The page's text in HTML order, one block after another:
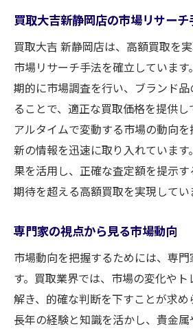
買取大吉新静岡店の市場リサーチ
買取大吉 新静岡店は、高額買取を
市場リサーチ手法を確立していま
期的に市場調査を行い、ブランド
ることで、適正な買取価格を提供し
アルタイムで変動する市場の動向
新の情報を迅速に取り入れていま
果を活用し、正確な査定額を提示
期待を超える高額買取を実現してい
専門家の視点から見る市場動向
市場動向を把握するためには、専
す。買取業界では、市場の変化や
解き、的確な判断を下すことが求め
長年の経験と知識を活かし、貴金